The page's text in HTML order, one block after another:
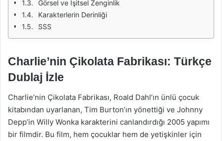
Görsel ve İşitsel Zenginlik
Karakterlerin Derinliği
SSS
Charlie’nin Çikolata Fabrikası: Türkçe
Dublaj İzle
Charlie’nin Çikolata Fabrikası, Roald Dahl’ın ünlü çocuk
kitabından uyarlanan, Tim Burton’ın yönettiği ve Johnny
Depp’in Willy Wonka karakterini canlandırdığı 2005 yapımı
bir filmdir. Bu film, hem çocuklar hem de yetişkinler için